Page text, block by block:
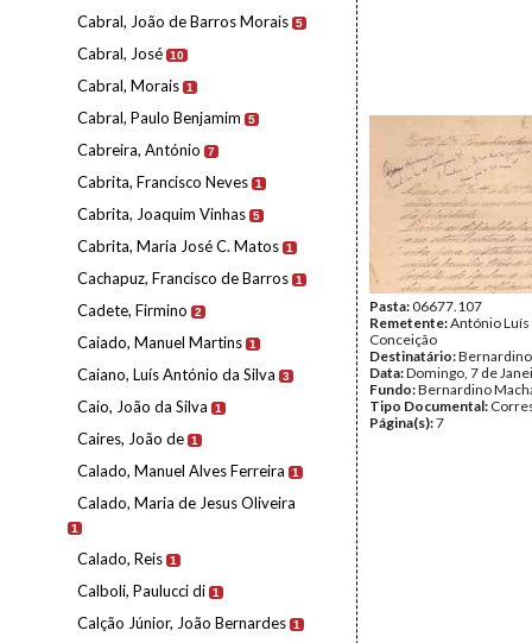
Cabral, João de Barros Morais 5
Cabral, José 10
Cabral, Morais 1
Cabral, Paulo Benjamim 5
Cabreira, António 7
Cabrita, Francisco Neves 1
Cabrita, Joaquim Vinhas 5
Cabrita, Maria José C. Matos 1
Cachapuz, Francisco de Barros 1
Cadete, Firmino 2
Caiado, Manuel Martins 1
Caiano, Luís António da Silva 3
Caio, João da Silva 1
Caires, João de 1
Calado, Manuel Alves Ferreira 1
Calado, Maria de Jesus Oliveira
1
Calado, Reis 1
Calboli, Paulucci di 1
Calção Júnior, João Bernardes 1
Pasta:06677.107
Remetente:António Luís
Conceição
Destinatário:
Data:Domingo, 7 de
Fundo:Bernardino
Tipo Documental:
Página(s):7